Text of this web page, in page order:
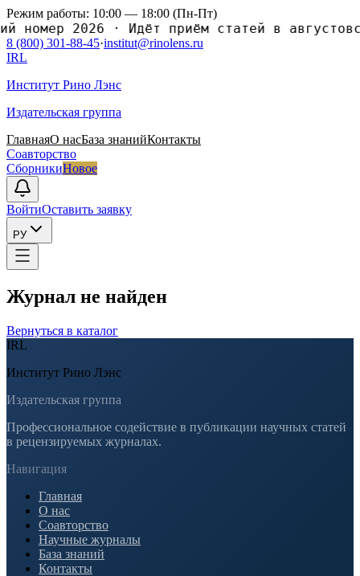
Режим работы: 10:00 — 18:00 (Пн-Пт)
2026·Идёт приём статей в
8 (800) 301-88-45·institut@rinolens.ru
IRL
Институт Рино Лэнс
Издательская группа
ГлавнаяО насБаза знанийКонтакты
Соавторство
СборникиНовое
ВойтиОставить заявку
РУ
Журнал не найден
Вернуться в каталог
IRL
Институт Рино Лэнс
Издательская группа
Профессиональное содействие в публикации научных статей
в рецензируемых журналах.
Навигация
Главная
О нас
Соавторство
Научные журналы
База знаний
Контакты